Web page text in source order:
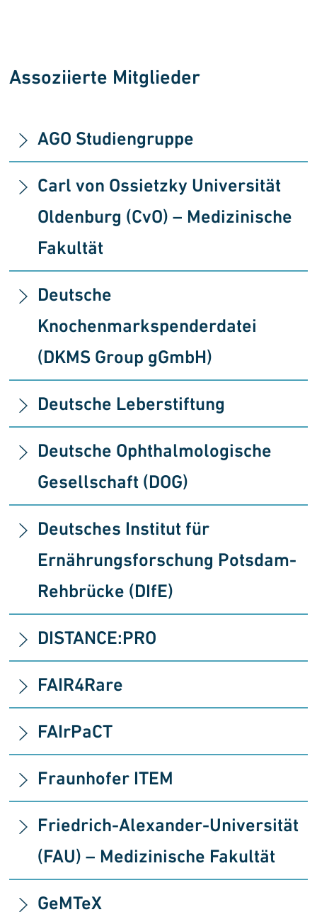
Assoziierte Mitglieder
AGO Studiengruppe
Carl von Ossietzky Universität
Oldenburg (CvO) – Medizinische
Fakultät
Deutsche
Knochenmarkspenderdatei
(DKMS Group gGmbH)
Deutsche Leberstiftung
Deutsche Ophthalmologische
Gesellschaft (DOG)
Deutsches Institut für
Ernährungsforschung Potsdam-
Rehbrücke (DIfE)
DISTANCE:PRO
FAIR4Rare
FAIrPaCT
Fraunhofer ITEM
Friedrich-Alexander-Universität
(FAU)– Medizinische Fakultät
GeMTeX